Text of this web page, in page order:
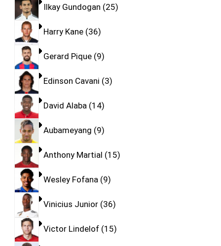
Ilkay Gundogan 25
Harry Kane 36
Gerard Pique 9
Edinson Cavani 3
David Alaba 14
Aubameyang 9
Anthony Martial 15
Wesley Fofana 9
Vinicius Junior 36
Victor Lindelof 15